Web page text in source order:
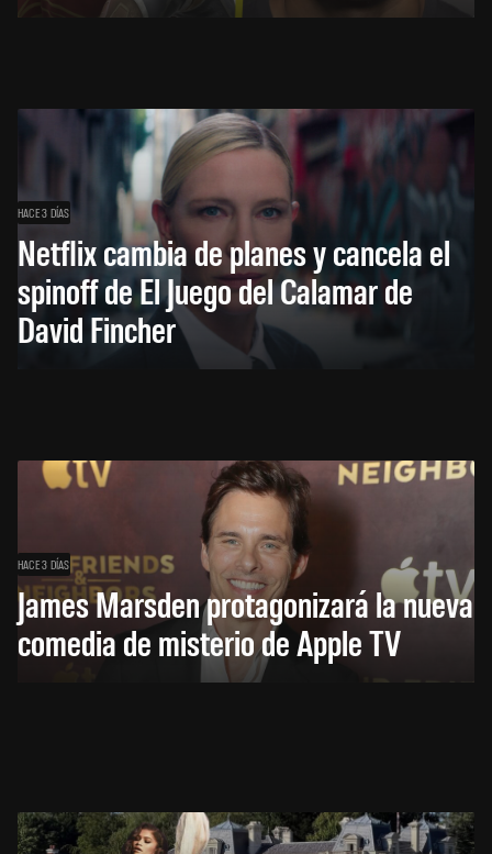
HACE 3 DÍAS
Netflix cambia de planes y cancela el
spinoff de El Juego del Calamar de
David Fincher
HACE 3 DÍAS
James Marsden protagonizará la nueva
comedia de misterio de Apple TV